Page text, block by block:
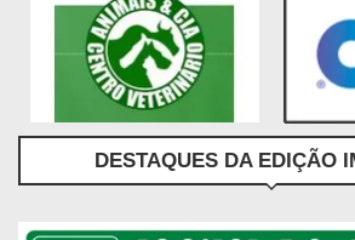
DESTAQUES DA EDIÇÃO